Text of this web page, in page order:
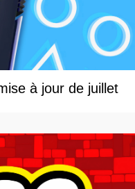
à jour de juillet